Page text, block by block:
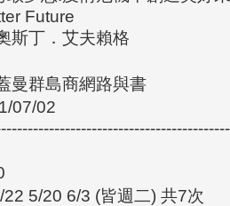
Future
斯丁．艾夫賴格
曼群島商網路與書
07/02
5/20 6/3 (皆週二) 共7次